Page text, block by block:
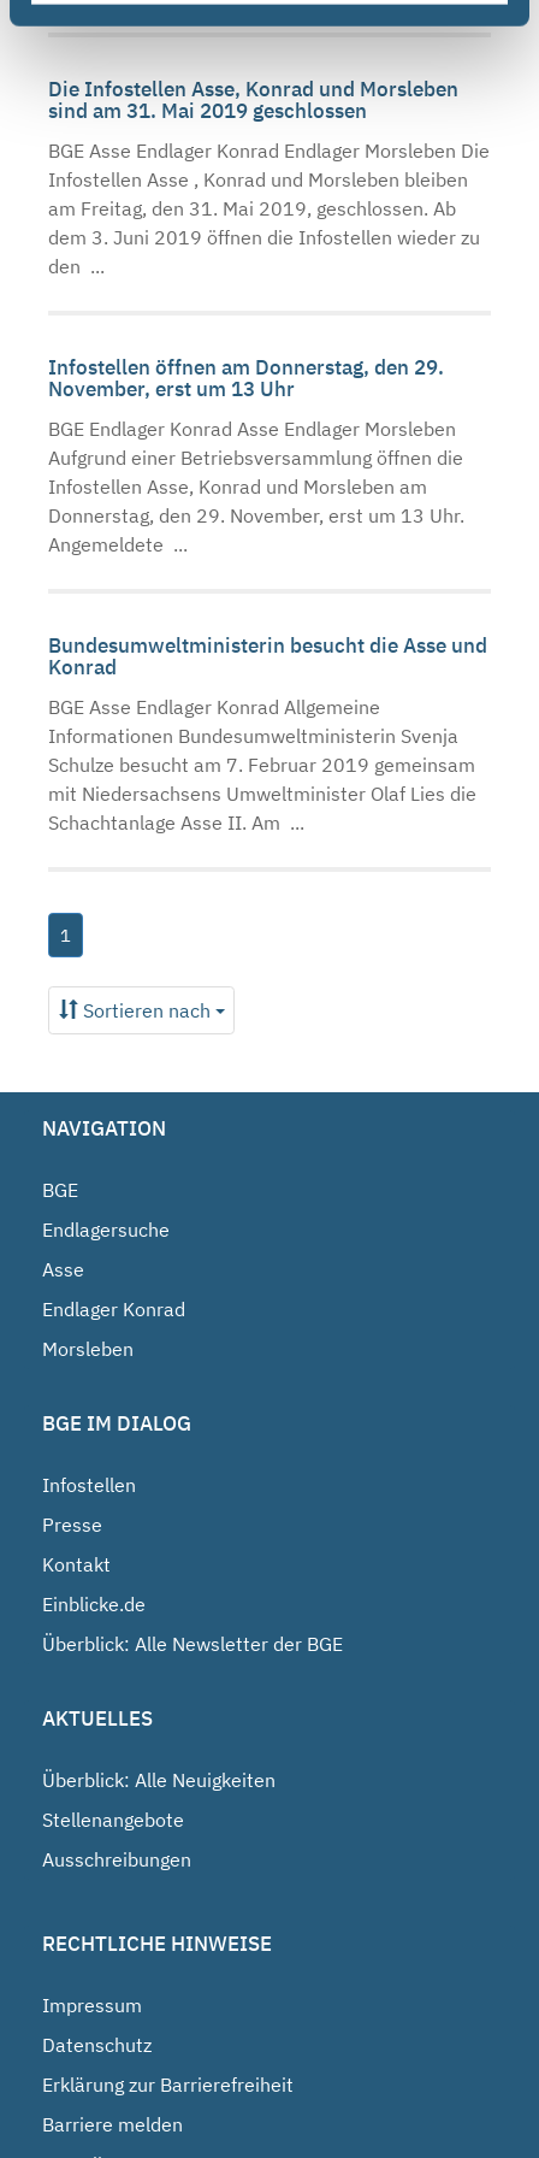
Die Infostellen Asse, Konrad und Morsleben
sind am 31. Mai 2019 geschlossen
BGE Asse Endlager Konrad Endlager Morsleben Die
Infostellen Asse , Konrad und Morsleben bleiben
am Freitag, den 31. Mai 2019, geschlossen. Ab
dem 3. Juni 2019 öffnen die Infostellen wieder zu
den ...
Infostellen öffnen am Donnerstag, den 29.
November, erst um 13 Uhr
BGE Endlager Konrad Asse Endlager Morsleben
Aufgrund einer Betriebsversammlung öffnen die
Infostellen Asse, Konrad und Morsleben am
Donnerstag, den 29. November, erst um 13 Uhr.
Angemeldete ...
Bundesumweltministerin besucht die Asse und
Konrad
BGE Asse Endlager Konrad Allgemeine
Informationen Bundesumweltministerin Svenja
Schulze besucht am 7. Februar 2019 gemeinsam
mit Niedersachsens Umweltminister Olaf Lies die
Schachtanlage Asse II. Am ...
1
Sortieren nach
NAVIGATION
BGE
Endlagersuche
Asse
Endlager Konrad
Morsleben
BGE IM DIALOG
Infostellen
Presse
Kontakt
Einblicke.de
Überblick: Alle Newsletter der BGE
AKTUELLES
Überblick: Alle Neuigkeiten
Stellenangebote
Ausschreibungen
RECHTLICHE HINWEISE
Impressum
Datenschutz
Erklärung zur Barrierefreiheit
Barriere melden